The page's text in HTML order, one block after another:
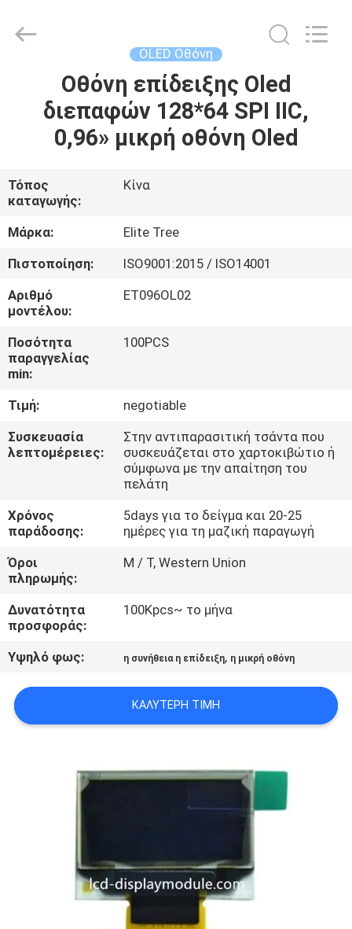
ΑΡΧΙΚΉ
ΣΕΛΊΔΑ
ΒΊΝΤΕΟ
ΣΧΕΤΙΚΆ
ΜΕ
ΕΜΆΣ
ΓΎΡΟΣ
ΕΡΓΟΣΤΑΣΊΩΝ
ΠΟΙΟΤΙΚΌΣ
ΈΛΕΓΧΟΣ
ΕΠΑΦΉ
ΝΈΑ
ΖΗΤΉΣΤΕ
ΑΠΌΣΠΑΣΜΑ
SITEMAP
ΠΟΛΙΤΙΚΉ
ΑΠΟΡΡΉΤΟΥ
Technology.
OLED Οθόνη
Οθόνη επίδειξης Oled
διεπαφών 128*64 SPI IIC,
0,96» μικρή οθόνη Oled
Τόπος
καταγωγής:
Κίνα
Μάρκα:
Elite Tree
Πιστοποίηση:
ISO9001:2015 / ISO14001
Αριθμό
μοντέλου:
ET096OL02
Ποσότητα
παραγγελίας
min:
100PCS
Τιμή:
negotiable
Συσκευασία
λεπτομέρειες:
Στην αντιπαρασιτική τσάντα που
συσκευάζεται στο χαρτοκιβώτιο ή
σύμφωνα με την απαίτηση του
πελάτη
Χρόνος
παράδοσης:
5days για το δείγμα και 20-25
ημέρες για τη μαζική παραγωγή
Όροι
πληρωμής:
Μ / Τ, Western Union
Δυνατότητα
προσφοράς:
100Kpcs~ το μήνα
Υψηλό φως: η συνήθεια η επίδειξη, η μικρή οθόνη
ΚΑΛΎΤΕΡΗ ΤΙΜΉ